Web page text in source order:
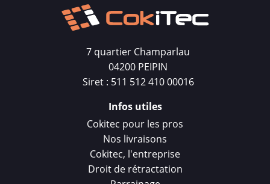
7 quartier Champarlau
04200 PEIPIN
Siret : 511 512 410 00016
Infos utiles
Cokitec pour les pros
Nos livraisons
Cokitec, l'entreprise
Droit de rétractation